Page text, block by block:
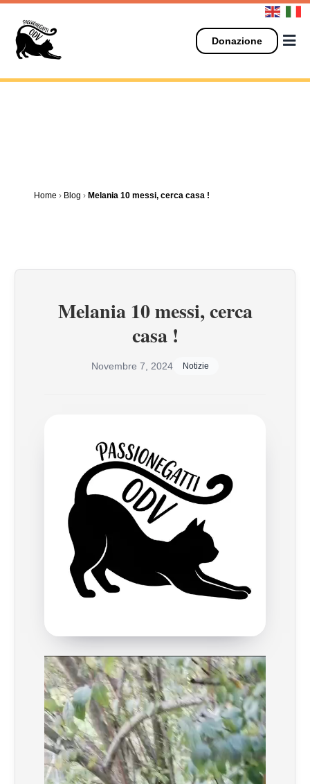
Salta
contenuto
Donazione
Home › Blog › Melania 10 messi, cerca casa !
Melania 10 messi, cerca
casa !
Novembre 7, 2024 Notizie
Video
Player